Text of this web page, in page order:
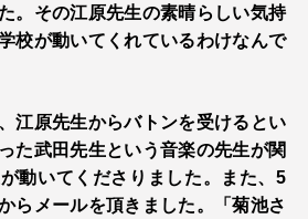
。その江原先生の素晴らしい気持
校が動いてくれているわけなんで
江原先生からバトンを受けるとい
た武田先生という音楽の先生が関
動いてくださりました。また、5
らメールを頂きました。「菊池さ